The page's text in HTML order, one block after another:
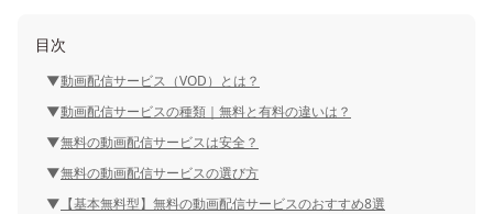
目次
動画配信サービス（VOD）とは？
動画配信サービスの種類｜無料と有料の違いは？
無料の動画配信サービスは安全？
無料の動画配信サービスの選び方
【基本無料型】無料の動画配信サービスのおすすめ8選